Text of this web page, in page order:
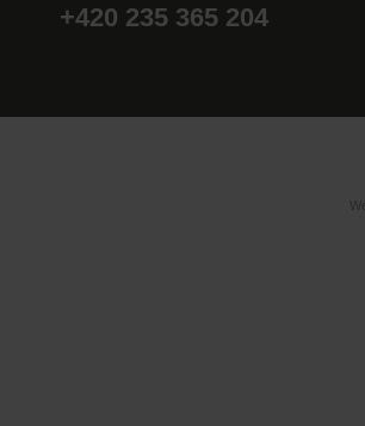
+420 235 365 204